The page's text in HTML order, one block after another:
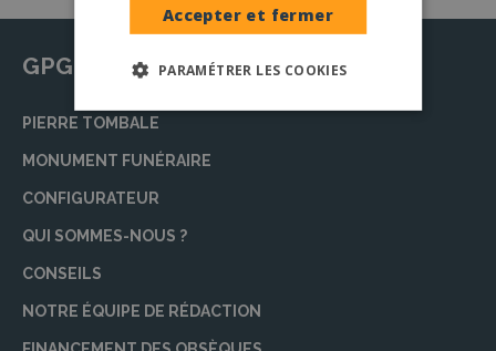
GPG Granit
PIERRE TOMBALE
MONUMENT FUNÉRAIRE
CONFIGURATEUR
QUI SOMMES-NOUS ?
CONSEILS
NOTRE ÉQUIPE DE RÉDACTION
Accepter et fermer
PARAMÉTRER LES COOKIES